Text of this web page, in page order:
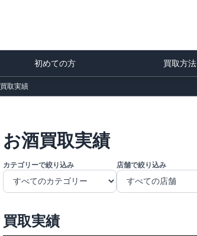
初めての方 買取方法
買取実績
お酒買取実績
カテゴリーで絞り込み 店舗で絞り込み
買取実績